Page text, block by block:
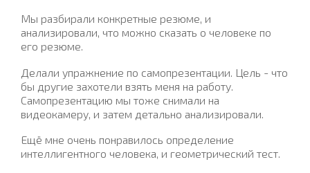
Мы разбирали конкретные резюме, и
анализировали, что можно сказать о человеке по
его резюме.
Делали упражнение по самопрезентации. Цель - что
бы другие захотели взять меня на работу.
Самопрезентацию мы тоже снимали на
видеокамеру, и затем детально анализировали.
Ещё мне очень понравилось определение
интеллигентного человека, и геометрический тест.